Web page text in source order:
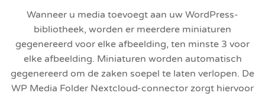
Wanneer u media toevoegt aan uw WordPress-
bibliotheek, worden er meerdere miniaturen
gegenereerd voor elke afbeelding, ten minste 3 voor
elke afbeelding. Miniaturen worden automatisch
gegenereerd om de zaken soepel te laten verlopen. De
WP Media Folder Nextcloud-connector zorgt hiervoor